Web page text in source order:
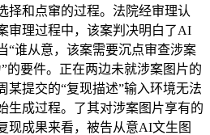
择和点窜的过程。法院经审理认
审理过程中，该案判决明白了AI
“谁从意，该案需要沉点审查涉案
的要件。正在两边未就涉案图片的
某提交的“复现描述”输入环境无法
生成过程。了其对涉案图片享有的
现成果来看，被告从意AI文生图